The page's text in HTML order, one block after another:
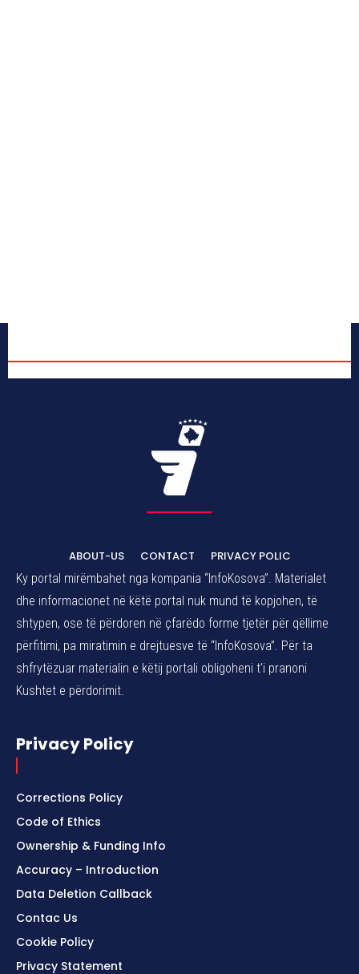
ABOUT-US CONTACT
PRIVACY POLIC
Ky portal mirëmbahet nga kompania “InfoKosova”. Materialet
dhe informacionet në këtë portal nuk mund të kopjohen, të
shtypen, ose të përdoren në çfarëdo forme tjetër për qëllime
përfitimi, pa miratimin e drejtuesve të “InfoKosova”. Për ta
shfrytëzuar materialin e këtij portali obligoheni t’i pranoni
Kushtet e përdorimit.
Privacy Policy
Corrections Policy
Code of Ethics
Ownership & Funding Info
Accuracy – Introduction
Data Deletion Callback
Contac Us
Cookie Policy
Privacy Statement